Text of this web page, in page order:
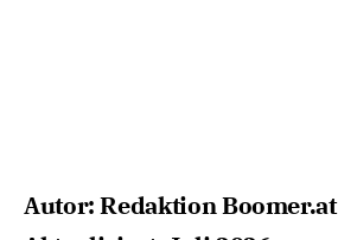
Autor: Redaktion Boomer.at